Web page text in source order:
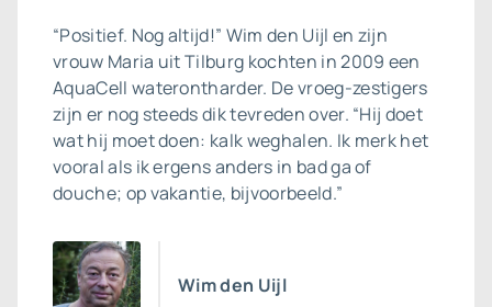
“Positief. Nog altijd!” Wim den Uijl en zijn
vrouw Maria uit Tilburg kochten in 2009 een
AquaCell waterontharder. De vroeg-zestigers
zijn er nog steeds dik tevreden over. “Hij doet
wat hij moet doen: kalk weghalen. Ik merk het
vooral als ik ergens anders in bad ga of
douche; op vakantie, bijvoorbeeld.”
Wim den Uijl